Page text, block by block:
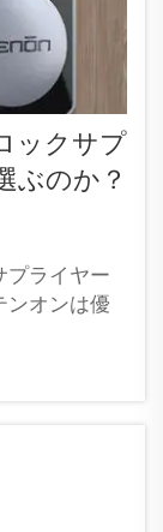
ックサプ
ぶのか？
プライヤー
ンオンは優
使いやす
テルに
ロックが